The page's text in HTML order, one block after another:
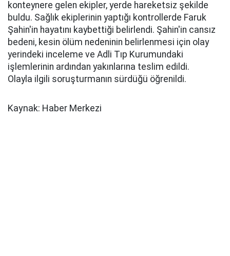
konteynere gelen ekipler, yerde hareketsiz şekilde
buldu. Sağlık ekiplerinin yaptığı kontrollerde Faruk
Şahin'in hayatını kaybettiği belirlendi. Şahin'in cansız
bedeni, kesin ölüm nedeninin belirlenmesi için olay
yerindeki inceleme ve Adli Tıp Kurumundaki
işlemlerinin ardından yakınlarına teslim edildi.
Olayla ilgili soruşturmanın sürdüğü öğrenildi.
Kaynak: Haber Merkezi